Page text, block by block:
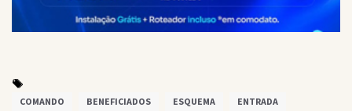
COMANDO BENEFICIADOS ESQUEMA ENTRADA